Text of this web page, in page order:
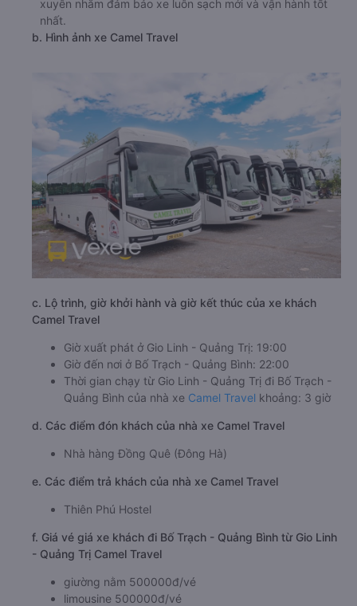
xuyên nhằm đảm bảo xe luôn sạch mới và vận hành tốt
nhất.
b. Hình ảnh xe Camel Travel
c. Lộ trình, giờ khởi hành và giờ kết thúc của xe khách
Camel Travel
Giờ xuất phát ở Gio Linh - Quảng Trị: 19:00
Giờ đến nơi ở Bố Trạch - Quảng Bình: 22:00
Thời gian chạy từ Gio Linh - Quảng Trị đi Bố Trạch -
Quảng Bình của nhà xe Camel Travel khoảng: 3 giờ
d. Các điểm đón khách của nhà xe Camel Travel
Nhà hàng Đồng Quê (Đông Hà)
e. Các điểm trả khách của nhà xe Camel Travel
Thiên Phú Hostel
f. Giá vé giá xe khách đi Bố Trạch - Quảng Bình từ Gio Linh
- Quảng Trị Camel Travel
giường nằm 500000đ/vé
limousine 500000đ/vé